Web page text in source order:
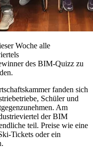
Woche alle
des BIM-Quizz zu
fanden sich
Schüler und
Am
der BIM
teil. Preise wie eine
Tickets oder ein